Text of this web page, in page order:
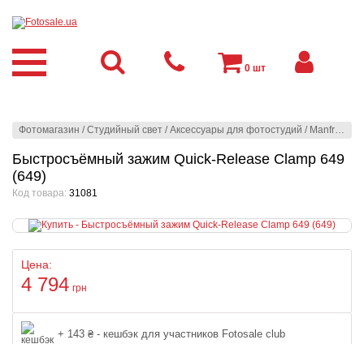
Фотомагазин /Студийный свет /Аксессуары для фотостудий / Manfrotto
Быстросъёмный зажим Quick-Release Clamp 649
(649)
Код товара: 31081
Цена:
4 794 грн
+ 143 ₴ - кешбэк для участников Fotosale club
0 шт